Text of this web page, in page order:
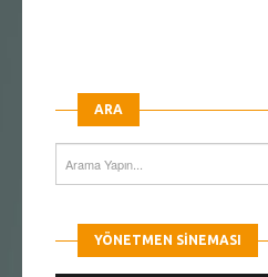
ARA
YÖNETMEN SINEMASI